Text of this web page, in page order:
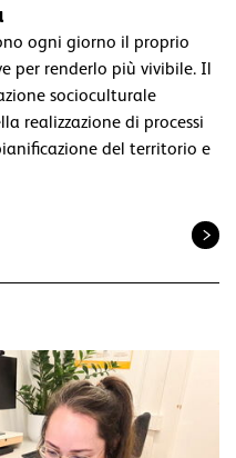
ogni giorno il proprio
per renderlo più vivibile. Il
socioculturale
realizzazione di processi
del territorio e